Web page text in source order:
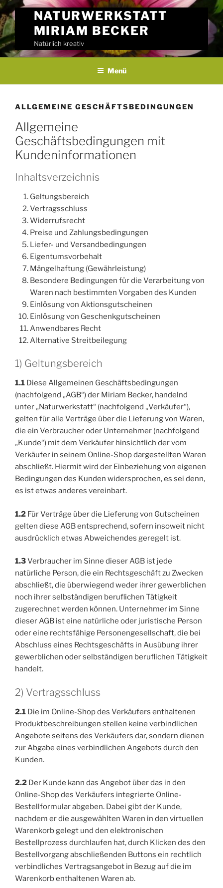
Skip
to
content
NATURWERKSTATT
MIRIAM BECKER
Natürlich kreativ
Menü
ALLGEMEINE GESCHÄFTSBEDINGUNGEN
Allgemeine
Geschäftsbedingungen mit
Kundeninformationen
Inhaltsverzeichnis
Geltungsbereich
Vertragsschluss
Widerrufsrecht
Preise und Zahlungsbedingungen
Liefer- und Versandbedingungen
Eigentumsvorbehalt
Mängelhaftung (Gewährleistung)
Besondere Bedingungen für die Verarbeitung von
Waren nach bestimmten Vorgaben des Kunden
Einlösung von Aktionsgutscheinen
Einlösung von Geschenkgutscheinen
Anwendbares Recht
Alternative Streitbeilegung
1) Geltungsbereich
1.1 Diese Allgemeinen Geschäftsbedingungen
(nachfolgend „AGB“) der Miriam Becker, handelnd
unter „Naturwerkstatt“ (nachfolgend „Verkäufer“),
gelten für alle Verträge über die Lieferung von Waren,
die ein Verbraucher oder Unternehmer (nachfolgend
„Kunde“) mit dem Verkäufer hinsichtlich der vom
Verkäufer in seinem Online-Shop dargestellten Waren
abschließt. Hiermit wird der Einbeziehung von eigenen
Bedingungen des Kunden widersprochen, es sei denn,
es ist etwas anderes vereinbart.
1.2 Für Verträge über die Lieferung von Gutscheinen
gelten diese AGB entsprechend, sofern insoweit nicht
ausdrücklich etwas Abweichendes geregelt ist.
1.3Verbraucher im Sinne dieser AGB ist jede
natürliche Person, die ein Rechtsgeschäft zu Zwecken
abschließt, die überwiegend weder ihrer gewerblichen
noch ihrer selbständigen beruflichen Tätigkeit
zugerechnet werden können. Unternehmer im Sinne
dieser AGB ist eine natürliche oder juristische Person
oder eine rechtsfähige Personengesellschaft, die bei
Abschluss eines Rechtsgeschäfts in Ausübung ihrer
gewerblichen oder selbständigen beruflichen Tätigkeit
handelt.
2) Vertragsschluss
2.1 Die im Online-Shop des Verkäufers enthaltenen
Produktbeschreibungen stellen keine verbindlichen
Angebote seitens des Verkäufers dar, sondern dienen
zur Abgabe eines verbindlichen Angebots durch den
Kunden.
2.2 Der Kunde kann das Angebot über das in den
Online-Shop des Verkäufers integrierte Online-
Bestellformular abgeben. Dabei gibt der Kunde,
nachdem er die ausgewählten Waren in den virtuellen
Warenkorb gelegt und den elektronischen
Bestellprozess durchlaufen hat, durch Klicken des den
Bestellvorgang abschließenden Buttons ein rechtlich
verbindliches Vertragsangebot in Bezug auf die im
Warenkorb enthaltenen Waren ab.